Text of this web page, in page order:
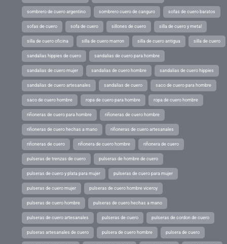
sombrero de cuero argentino sombrero cuero de canguro sofas de cuero baratos
sofas de cuero sofa de cuero sillones de cuero silla de cuero y metal
silla de cuero oficina silla de cuero marron silla de cuero antigua silla de cuero
sandalias hippies de cuero sandalias de cuero para hombre
sandalias de cuero mujer sandalias de cuero hombre sandalias de cuero hippies
sandalias de cuero artesanales sandalias de cuero saco de cuero para hombre
saco de cuero hombre ropa de cuero para hombre ropa de cuero hombre
riñoneras de cuero para hombre riñoneras de cuero hombre
riñoneras de cuero hechas a mano riñoneras de cuero artesanales
riñoneras de cuero riñonera de cuero hombre riñonera de cuero
pulseras de trenzas de cuero pulseras de hombre de cuero
pulseras de cuero y plata para mujer pulseras de cuero para mujer
pulseras de cuero mujer pulseras de cuero hombre viceroy
pulseras de cuero hombre pulseras de cuero hechas a mano
pulseras de cuero artesanales pulseras de cuero pulseras de cordon de cuero
pulseras artesanales de cuero pulsera de cuero hombre pulsera de cuero